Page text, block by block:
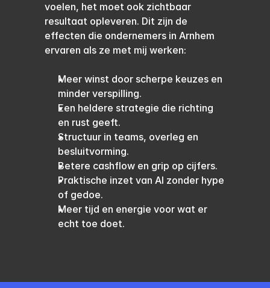
voelen, het moet ook zichtbaar
resultaat opleveren. Dit zijn de
effecten die ondernemers in Arnhem
ervaren als ze met mij werken:
Meer winst door scherpe keuzes en
minder verspilling.
Een heldere strategie die richting
en rust geeft.
Structuur in teams, overleg en
besluitvorming.
Betere cashflow en grip op cijfers.
Praktische inzet van AI zonder hype
of gedoe.
Meer tijd en energie voor wat er
echt toe doet.